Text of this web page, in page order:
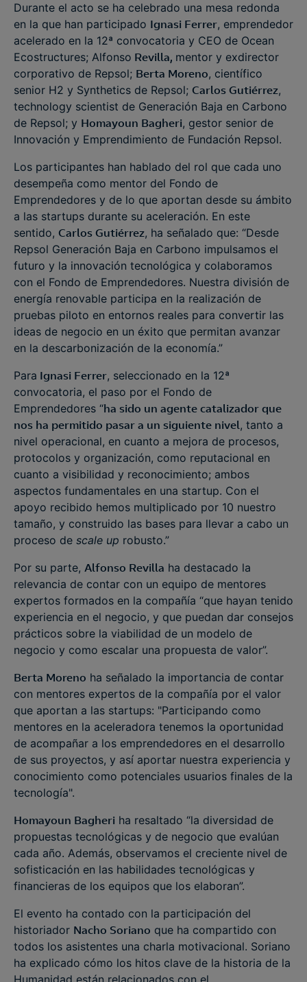
Durante el acto se ha celebrado una mesa redonda
en la que han participado Ignasi Ferrer, emprendedor
acelerado en la 12ª convocatoria y CEO de Ocean
Ecostructures; Alfonso Revilla, mentor y exdirector
corporativo de Repsol; Berta Moreno, científico
senior H2 y Synthetics de Repsol; Carlos Gutiérrez,
technology scientist de Generación Baja en Carbono
de Repsol; y Homayoun Bagheri, gestor senior de
Innovación y Emprendimiento de Fundación Repsol.
Los participantes han hablado del rol que cada uno
desempeña como mentor del Fondo de
Emprendedores y de lo que aportan desde su ámbito
a las startups durante su aceleración. En este
sentido, Carlos Gutiérrez, ha señalado que: “Desde
Repsol Generación Baja en Carbono impulsamos el
futuro y la innovación tecnológica y colaboramos
con el Fondo de Emprendedores. Nuestra división de
energía renovable participa en la realización de
pruebas piloto en entornos reales para convertir las
ideas de negocio en un éxito que permitan avanzar
en la descarbonización de la economía.”
Para Ignasi Ferrer, seleccionado en la 12ª
convocatoria, el paso por el Fondo de
Emprendedores “ha sido un agente catalizador que
nos ha permitido pasar a un siguiente nivel, tanto a
nivel operacional, en cuanto a mejora de procesos,
protocolos y organización, como reputacional en
cuanto a visibilidad y reconocimiento; ambos
aspectos fundamentales en una startup. Con el
apoyo recibido hemos multiplicado por 10 nuestro
tamaño, y construido las bases para llevar a cabo un
proceso de scale up robusto.”
Por su parte, Alfonso Revilla ha destacado la
relevancia de contar con un equipo de mentores
expertos formados en la compañía “que hayan tenido
experiencia en el negocio, y que puedan dar consejos
prácticos sobre la viabilidad de un modelo de
negocio y como escalar una propuesta de valor”.
Berta Moreno ha señalado la importancia de contar
con mentores expertos de la compañía por el valor
que aportan a las startups: "Participando como
mentores en la aceleradora tenemos la oportunidad
de acompañar a los emprendedores en el desarrollo
de sus proyectos, y así aportar nuestra experiencia y
conocimiento como potenciales usuarios finales de la
tecnología".
Homayoun Bagheri ha resaltado “la diversidad de
propuestas tecnológicas y de negocio que evalúan
cada año. Además, observamos el creciente nivel de
sofisticación en las habilidades tecnológicas y
financieras de los equipos que los elaboran”.
El evento ha contado con la participación del
historiador Nacho Soriano que ha compartido con
todos los asistentes una charla motivacional. Soriano
ha explicado cómo los hitos clave de la historia de la
Humanidad están relacionados con el